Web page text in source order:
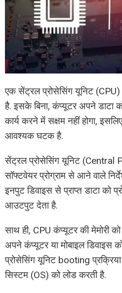
एक सेंट्रल प्रोसेसिंग यूनिट (CPU)
है. इसके बिना, कंप्यूटर अपने डाटा
कार्य करने में सक्षम नहीं होगा,
आवश्यक घटक है.
सेंट्रल प्रोसेसिंग यूनिट (Central
सॉफ्टवेयर प्रोग्राम से आने वाले
इनपुट डिवाइस से प्राप्त डाटा को
आउटपुट देता है.
साथ ही, CPU कंप्यूटर की मेमोरी
अपने कंप्यूटर या मोबाइल डिवाइस
प्रोसेसिंग यूनिट booting
सिस्टम (OS) को लोड करती है.